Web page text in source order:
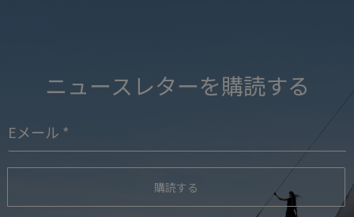
ニュースレターを購読する
購読する